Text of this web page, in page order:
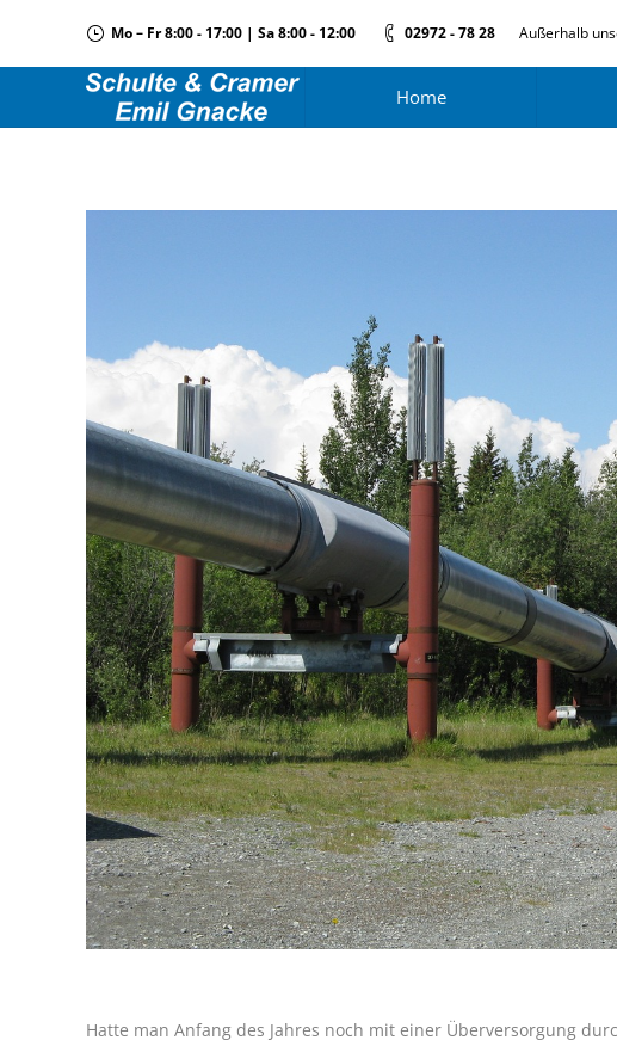
Mo – Fr 8:00 - 17:00 | Sa 8:00 - 12:00 02972 - 78 28 Außerhalb
Home
Hatte man Anfang des Jahres noch mit einer Überversorgung